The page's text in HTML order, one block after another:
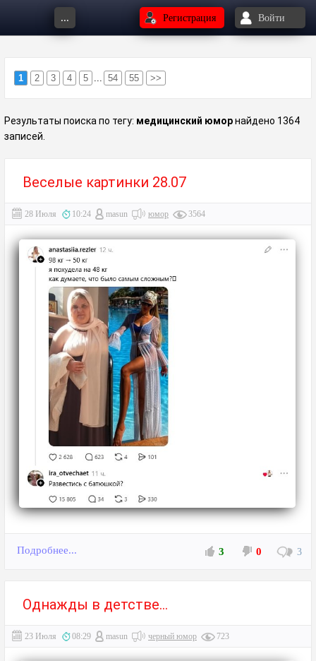
... Регистрация Войти
1 2 3 4 5 ... 54 55 >>
Результаты поиска по тегу: медицинский юморнайдено 1364
записей.
Веселые картинки 28.07
28 Июля 10:24 masun юмор 3564
Подробнее... 3 0 3
Однажды в детстве...⁠⁠
23 Июля 08:29 masun черный юмор 723